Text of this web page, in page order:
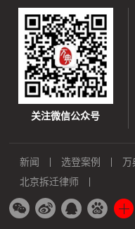
关注微信公众号
新闻 选登案例 万
北京拆迁律师